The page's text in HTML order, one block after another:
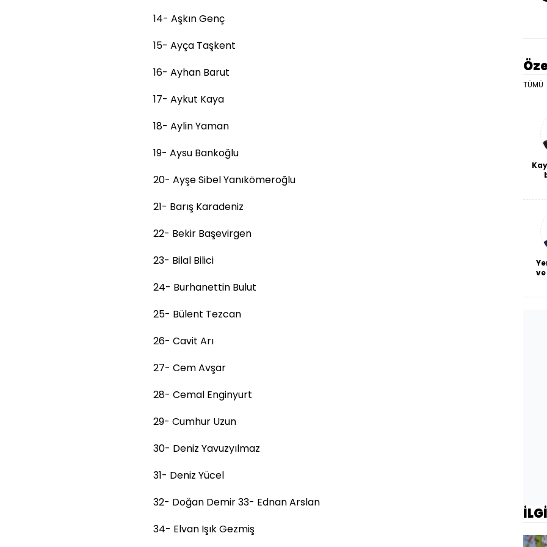
14- Aşkın Genç
15- Ayça Taşkent
16- Ayhan Barut
17- Aykut Kaya
18- Aylin Yaman
19- Aysu Bankoğlu
20- Ayşe Sibel Yanıkömeroğlu
21- Barış Karadeniz
22- Bekir Başevirgen
23- Bilal Bilici
24- Burhanettin Bulut
25- Bülent Tezcan
26- Cavit Arı
27- Cem Avşar
28- Cemal Enginyurt
29- Cumhur Uzun
30- Deniz Yavuzyılmaz
31- Deniz Yücel
32- Doğan Demir 33- Ednan Arslan
34- Elvan Işık Gezmiş
TÜMÜ